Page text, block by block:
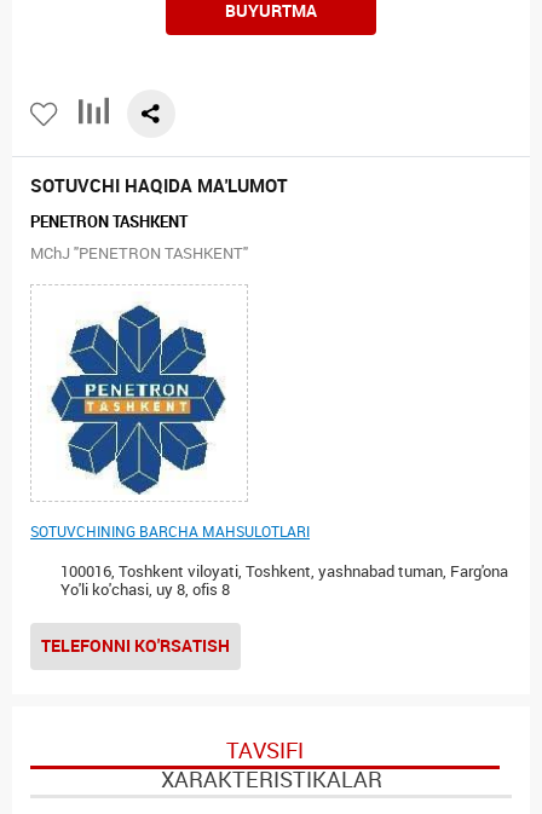
BUYURTMA
SOTUVCHI HAQIDA MA'LUMOT
PENETRON TASHKENT
MChJ "PENETRON TASHKENT"
SOTUVCHINING BARCHA MAHSULOTLARI
100016, Toshkent viloyati, Toshkent, yashnabad tuman, Farg'ona
Yo'li ko'chasi, uy 8, ofis 8
TELEFONNI KO'RSATISH
TAVSIFI
XARAKTERISTIKALAR